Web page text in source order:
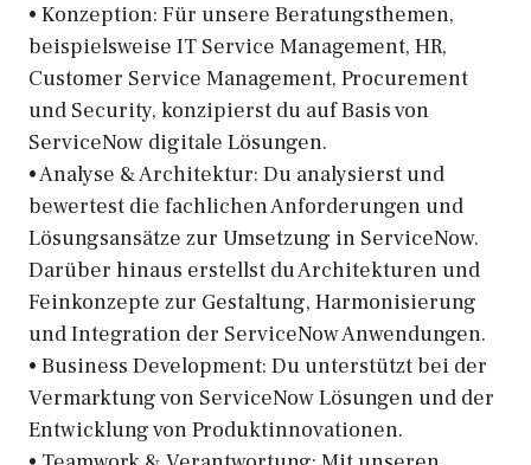
• Konzeption: Für unsere Beratungsthemen,
beispielsweise IT Service Management, HR,
Customer Service Management, Procurement
und Security, konzipierst du auf Basis von
ServiceNow digitale Lösungen.
• Analyse & Architektur: Du analysierst und
bewertest die fachlichen Anforderungen und
Lösungsansätze zur Umsetzung in ServiceNow.
Darüber hinaus erstellst du Architekturen und
Feinkonzepte zur Gestaltung, Harmonisierung
und Integration der ServiceNow Anwendungen.
• Business Development: Du unterstützt bei der
Vermarktung von ServiceNow Lösungen und der
Entwicklung von Produktinnovationen.